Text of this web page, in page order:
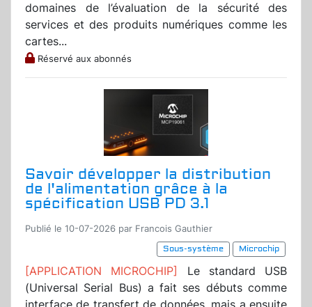
domaines de l’évaluation de la sécurité des
services et des produits numériques comme les
cartes...
Réservé aux abonnés
Savoir développer la distribution
de l'alimentation grâce à la
spécification USB PD 3.1
Publié le 10-07-2026 par Francois Gauthier
Sous-système
Microchip
[APPLICATION MICROCHIP] Le standard USB
(Universal Serial Bus) a fait ses débuts comme